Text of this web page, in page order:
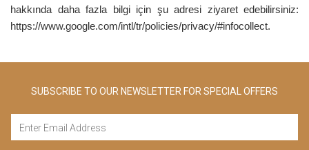
hakkında daha fazla bilgi için şu adresi ziyaret edebilirsiniz:
https://www.google.com/intl/tr/policies/privacy/#infocollect.
SUBSCRIBE TO OUR NEWSLETTER FOR SPECIAL OFFERS